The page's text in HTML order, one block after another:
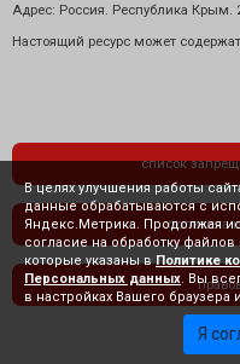
Адрес: Россия. Республика Крым.
Настоящий ресурс может
список
политика
В целях улучшения работы
данные обрабатываются с
Яндекс.Метрика. Продолжая
согласие на обработку
которые указаны в Политике
Персональных данных . Вы
в настройках Вашего браузера
Я